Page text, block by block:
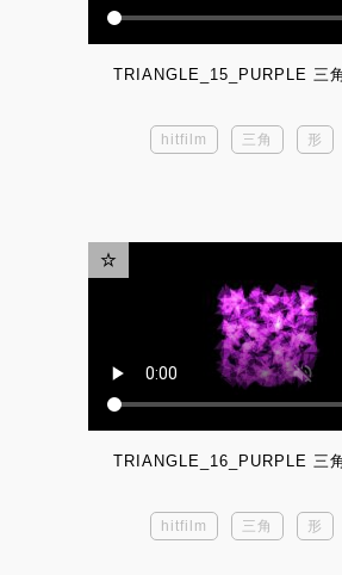
TRIANGLE_15_PURPLE 三
hitfilm 三角 形
TRIANGLE_16_PURPLE 三
hitfilm 三角 形